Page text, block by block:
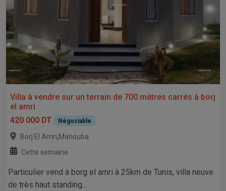
Villa à vendre sur un terrain de 700 mètres carrés à borj
el amri
420 000 DT
Négociable
Borj El Amri,Manouba
Cette semaine
Particulier vend à borg el amri à 25km de Tunis, villa neuve
de très haut standing...